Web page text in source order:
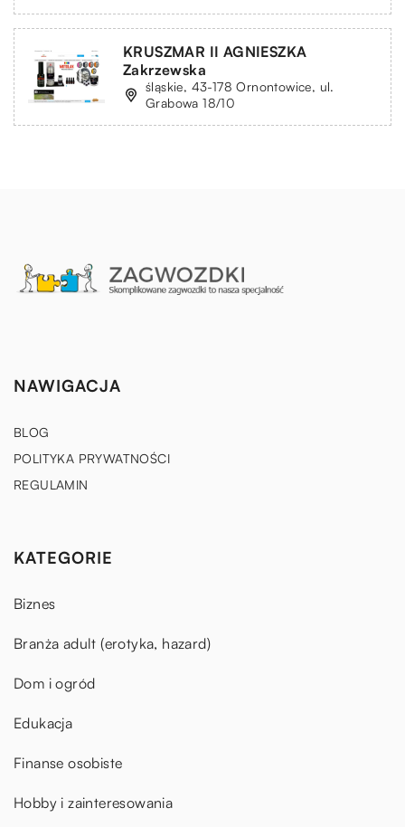
KRUSZMAR II AGNIESZKA
Zakrzewska
śląskie, 43-178 Ornontowice, ul.
Grabowa 18/10
NAWIGACJA
BLOG
POLITYKA PRYWATNOŚCI
REGULAMIN
KATEGORIE
Biznes
Branża adult (erotyka, hazard)
Dom i ogród
Edukacja
Finanse osobiste
Hobby i zainteresowania